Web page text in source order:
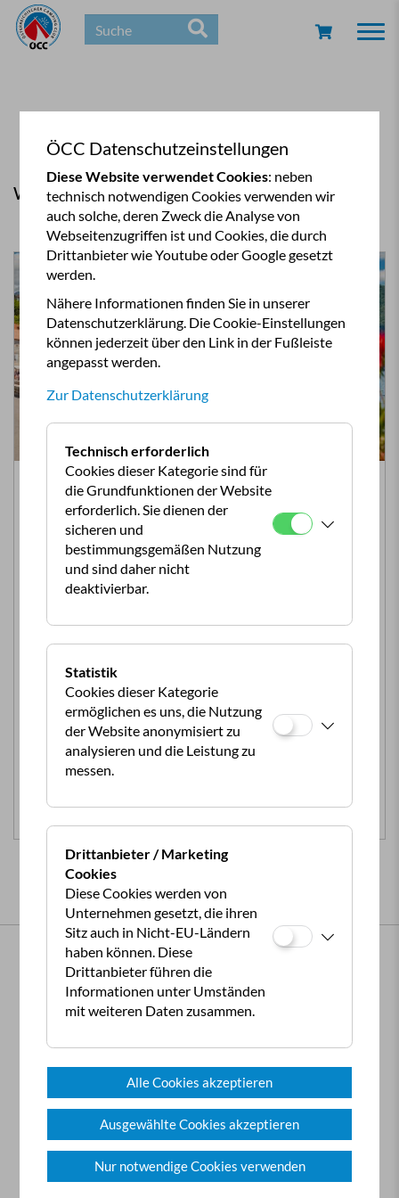
Weitere CampTours
CampTour 2026 Kroatien/Montenegro
Ausgebucht, nur Warteliste möglich!
roatien bis Montenegro – die Perle des Balkans.
Montenegro, auch bekannt als die Perle des Balkans.
reißende Flüsse prägen das Landschaftsbild dieses
vielfältigen Landes. Doch auch kulturell hat das Land
einiges zu bieten: Wandeln Sie auf den Spuren
verschiedener Völker, europäischer Baukunst,
venezianischer Barockbauten und orthodoxen Klöstern.
Die Tara Schlucht ist der tiefste Canyon Europas und
damit ein echtes Naturwunder mitten in Montenegro.
Die Schlucht ist bis zu 1.300 km tief. Zum Vergleich: Der
Copyright ©2026 ÖCC
Presse
Beiträge / Statuten
Kontakt
Allgemeine Geschäftsbedingungen
Impressum
ÖCC Datenschutzeinstellungen
Diese Website verwendet Cookies: neben
technisch notwendigen Cookies verwenden wir
auch solche, deren Zweck die Analyse von
Webseitenzugriffen ist und Cookies, die durch
Drittanbieter wie Youtube oder Google gesetzt
werden.
Nähere Informationen finden Sie in unserer
Datenschutzerklärung. Die Cookie-Einstellungen
können jederzeit über den Link in der Fußleiste
angepasst werden.
Zur Datenschutzerklärung
Technisch erforderlich
Cookies dieser Kategorie sind für
die Grundfunktionen der Website
erforderlich. Sie dienen der
sicheren und
bestimmungsgemäßen Nutzung
und sind daher nicht
deaktivierbar.
Statistik
Cookies dieser Kategorie
ermöglichen es uns, die Nutzung
der Website anonymisiert zu
analysieren und die Leistung zu
messen.
Drittanbieter / Marketing
Cookies
Diese Cookies werden von
Unternehmen gesetzt, die ihren
Sitz auch in Nicht-EU-Ländern
haben können. Diese
Drittanbieter führen die
Informationen unter Umständen
mit weiteren Daten zusammen.
Alle Cookies akzeptieren
Ausgewählte Cookies akzeptieren
Nur notwendige Cookies verwenden